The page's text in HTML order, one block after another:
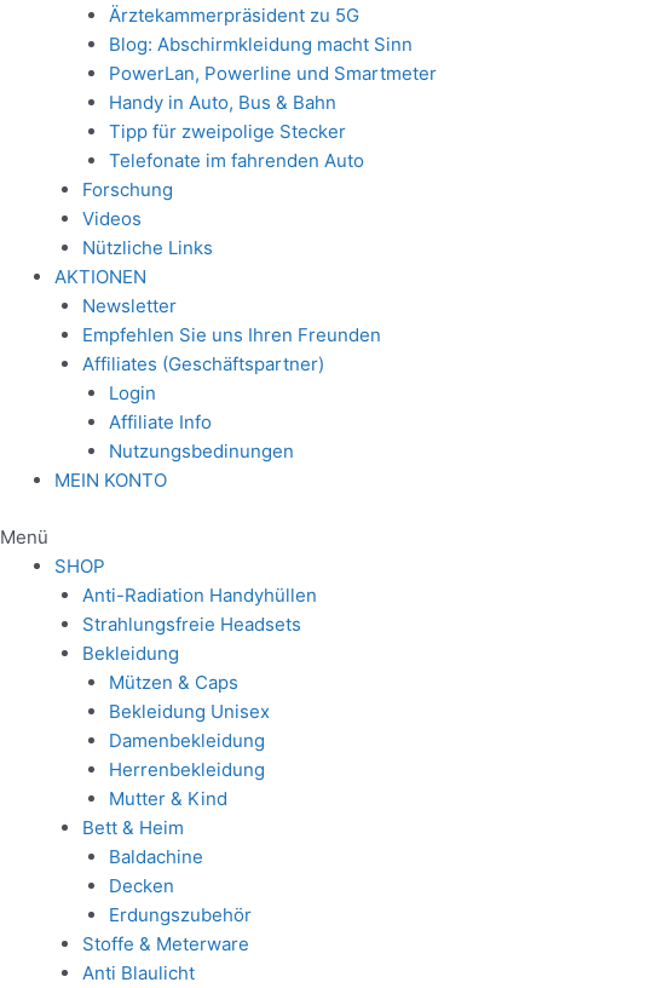
Ärztekammerpräsident zu 5G
Blog: Abschirmkleidung macht Sinn
PowerLan, Powerline und Smartmeter
Handy in Auto, Bus & Bahn
Tipp für zweipolige Stecker
Telefonate im fahrenden Auto
Forschung
Videos
Nützliche Links
AKTIONEN
Newsletter
Empfehlen Sie uns Ihren Freunden
Affiliates (Geschäftspartner)
Login
Affiliate Info
Nutzungsbedinungen
MEIN KONTO
Menü
SHOP
Anti-Radiation Handyhüllen
Strahlungsfreie Headsets
Bekleidung
Mützen & Caps
Bekleidung Unisex
Damenbekleidung
Herrenbekleidung
Mutter & Kind
Bett & Heim
Baldachine
Decken
Erdungszubehör
Stoffe & Meterware
Anti Blaulicht